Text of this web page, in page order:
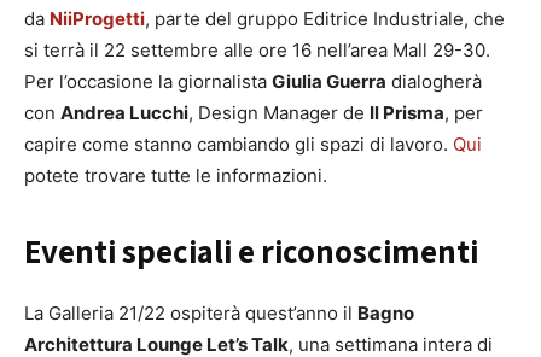
da NiiProgetti, parte del gruppo Editrice Industriale, che
si terrà il 22 settembre alle ore 16 nell’area Mall 29-30.
Per l’occasione la giornalista Giulia Guerra dialogherà
con Andrea Lucchi, Design Manager de Il Prisma, per
capire come stanno cambiando gli spazi di lavoro. Qui
potete trovare tutte le informazioni.
Eventi speciali e riconoscimenti
La Galleria 21/22 ospiterà quest’anno il Bagno
Architettura Lounge Let’s Talk, una settimana intera di